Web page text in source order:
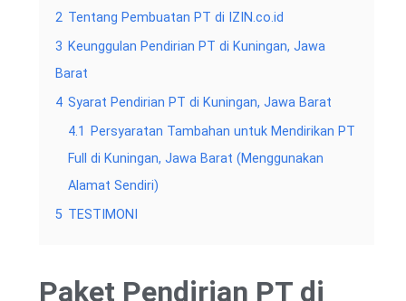
2 Tentang Pembuatan PT di IZIN.co.id
3 Keunggulan Pendirian PT di Kuningan, Jawa
Barat
4 Syarat Pendirian PT di Kuningan, Jawa Barat
4.1
Persyaratan Tambahan untuk Mendirikan PT
Full di Kuningan, Jawa Barat (Menggunakan
Alamat Sendiri)
5 TESTIMONI
Paket Pendirian PT di